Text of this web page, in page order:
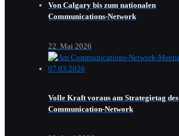
Von Calgary bis zum nationalen
Communications-Network
22. Mai 2026
Volle Kraft voraus am Strategietag des
Communication-Network